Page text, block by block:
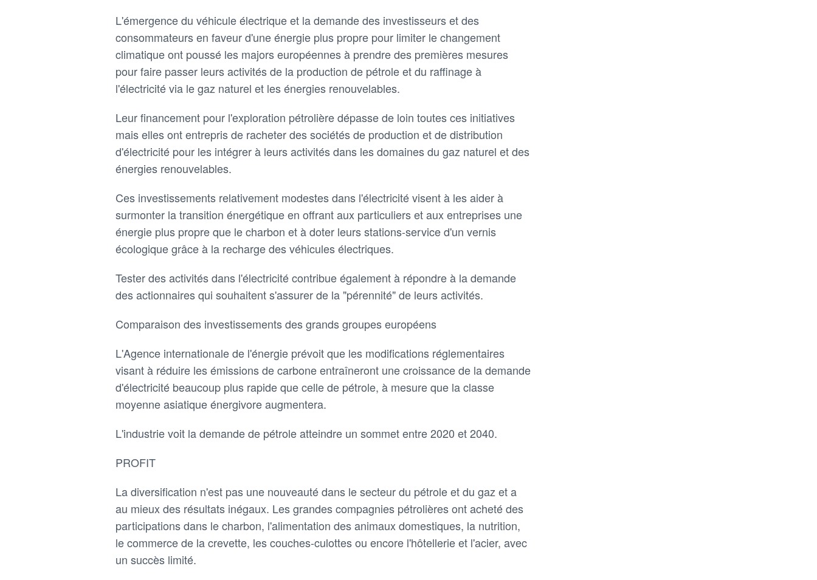
L'émergence du véhicule électrique et la demande des investisseurs et des
consommateurs en faveur d'une énergie plus propre pour limiter le changement
climatique ont poussé les majors européennes à prendre des premières mesures
pour faire passer leurs activités de la production de pétrole et du raffinage à
l'électricité via le gaz naturel et les énergies renouvelables.
Leur financement pour l'exploration pétrolière dépasse de loin toutes ces initiatives
mais elles ont entrepris de racheter des sociétés de production et de distribution
d'électricité pour les intégrer à leurs activités dans les domaines du gaz naturel et des
énergies renouvelables.
Ces investissements relativement modestes dans l'électricité visent à les aider à
surmonter la transition énergétique en offrant aux particuliers et aux entreprises une
énergie plus propre que le charbon et à doter leurs stations-service d'un vernis
écologique grâce à la recharge des véhicules électriques.
Tester des activités dans l'électricité contribue également à répondre à la demande
des actionnaires qui souhaitent s'assurer de la "pérennité" de leurs activités.
Comparaison des investissements des grands groupes européens
L'Agence internationale de l'énergie prévoit que les modifications réglementaires
visant à réduire les émissions de carbone entraîneront une croissance de la demande
d'électricité beaucoup plus rapide que celle de pétrole, à mesure que la classe
moyenne asiatique énergivore augmentera.
L'industrie voit la demande de pétrole atteindre un sommet entre 2020 et 2040.
PROFIT
La diversification n'est pas une nouveauté dans le secteur du pétrole et du gaz et a
au mieux des résultats inégaux. Les grandes compagnies pétrolières ont acheté des
participations dans le charbon, l'alimentation des animaux domestiques, la nutrition,
le commerce de la crevette, les couches-culottes ou encore l'hôtellerie et l'acier, avec
un succès limité.